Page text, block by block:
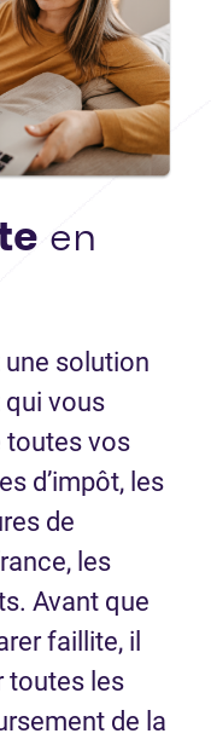
en
solution
qui vous
toutes vos
d’impôt, les
de
les
Avant que
faillite, il
toutes les
de la